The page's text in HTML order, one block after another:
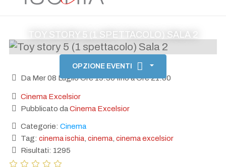
TOY STORY 5 (1 SPETTACOLO) SALA 2
OPZIONE EVENTI
Da Mer 08 Luglio Ore 19:30 fino a Ore 21:00
Cinema Excelsior
Pubblicato daCinema Excelsior
Categorie: Cinema
Tag: cinema ischia cinema cinema excelsior
Risultati: 1295